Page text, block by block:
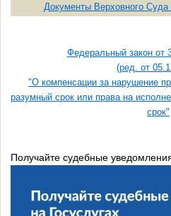
Документы Верховного
Федеральный закон от
(ред. от
"О компенсации за нарушение
разумный срок или права на
срок"
Получайте судебные